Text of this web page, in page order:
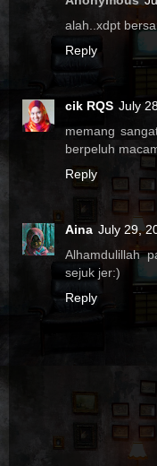
alah..xdpt
Reply
cik RQS July
memang
berpeluh
Reply
Aina July 29,
Alhamdulillah
sejuk jer:)
Reply